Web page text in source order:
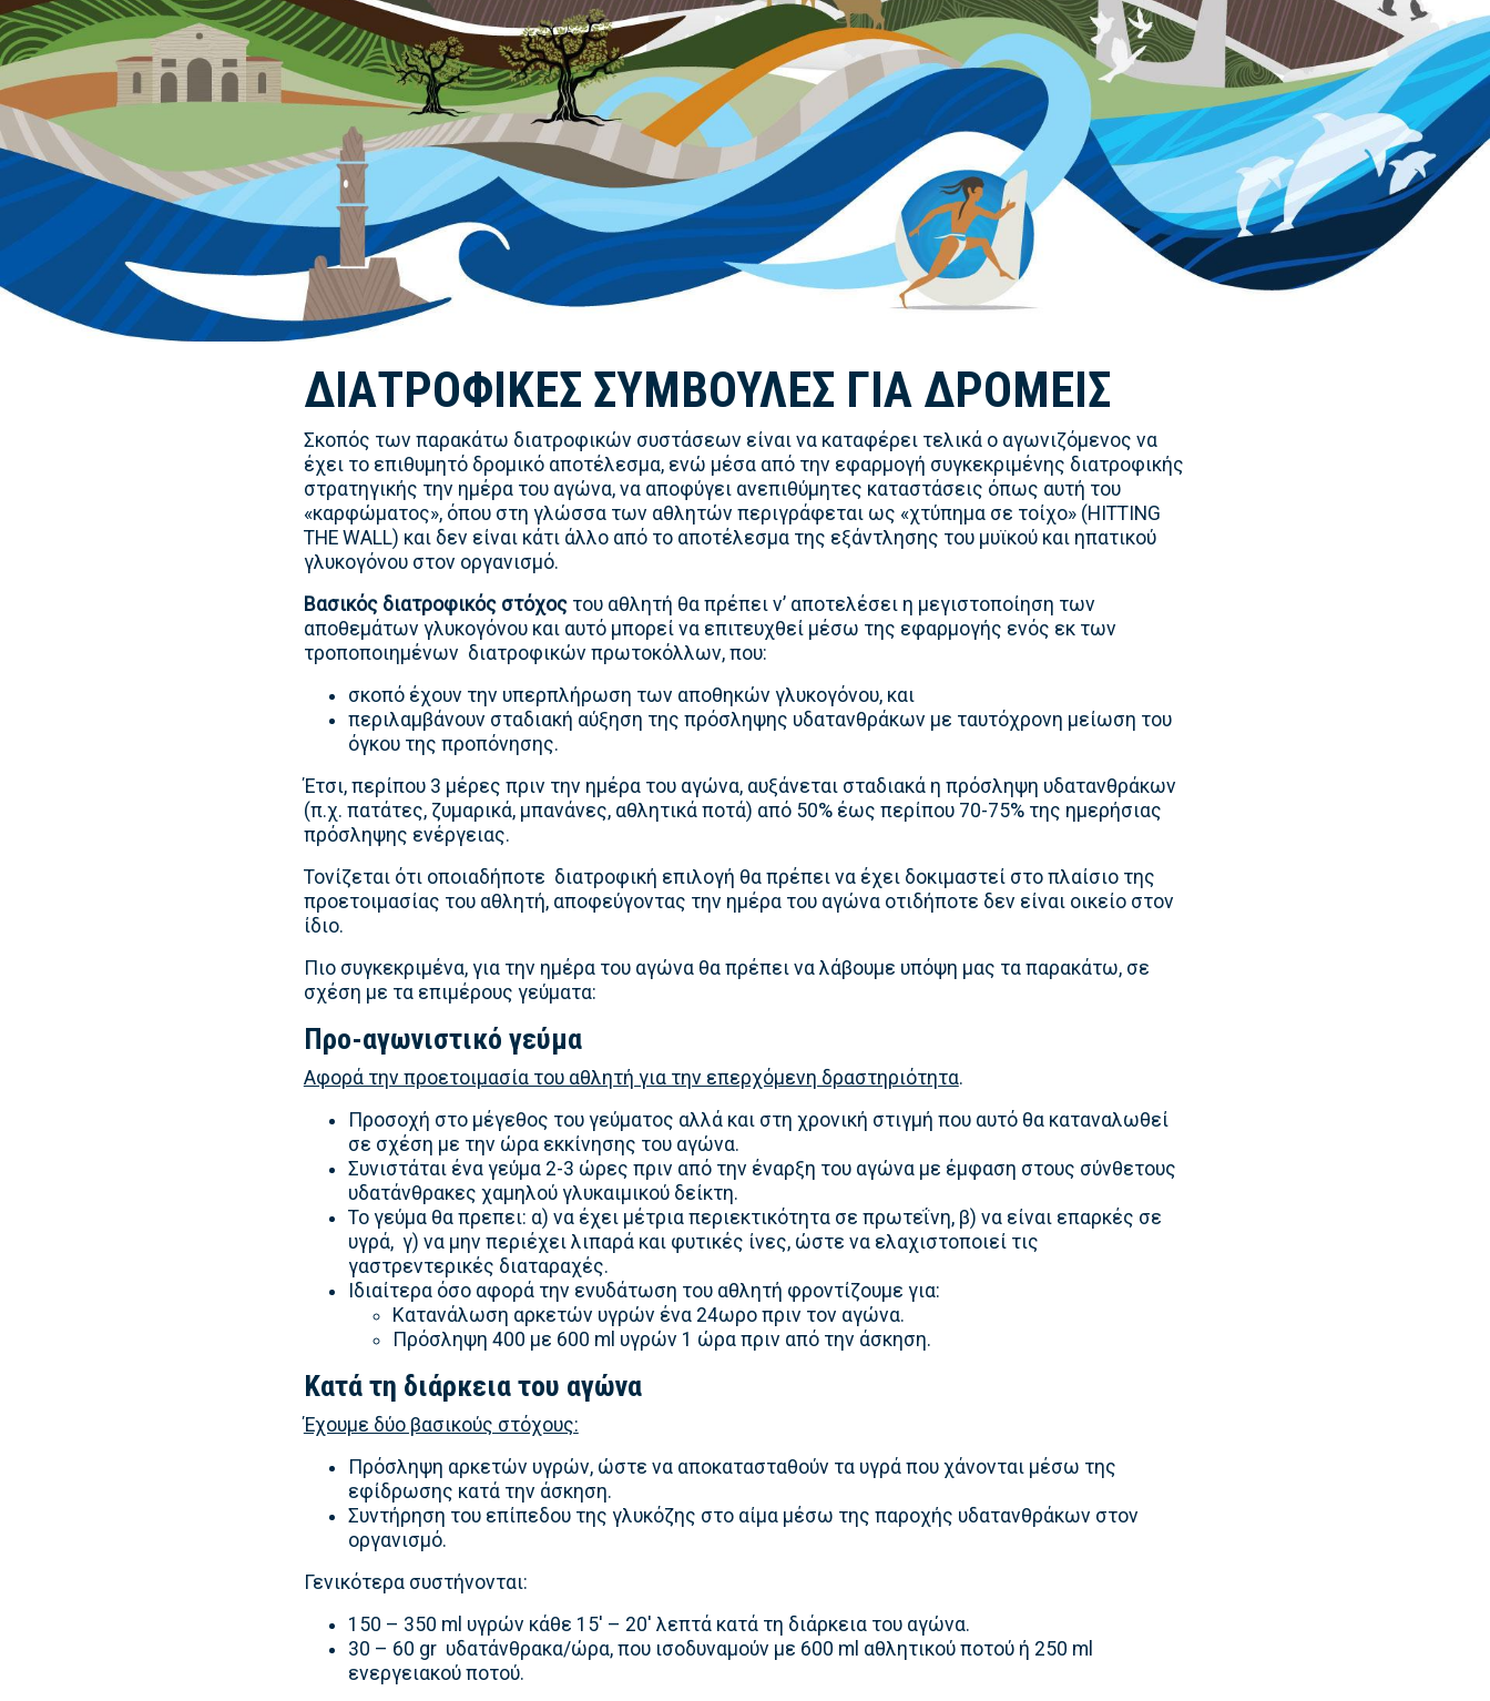
ΔΙΑΤΡΟΦΙΚΈΣ ΣΥΜΒΟΥΛΈΣ ΓΙΑ ΔΡΟΜΕΊΣ
Σκοπός των παρακάτω διατροφικών συστάσεων είναι να καταφέρει τελικά ο αγωνιζόμενος να
έχει το επιθυμητό δρομικό αποτέλεσμα, ενώ μέσα από την εφαρμογή συγκεκριμένης διατροφικής
στρατηγικής την ημέρα του αγώνα, να αποφύγει ανεπιθύμητες καταστάσεις όπως αυτή του
«καρφώματος», όπου στη γλώσσα των αθλητών περιγράφεται ως «χτύπημα σε τοίχο» (HITTING
THE WALL) και δεν είναι κάτι άλλο από το αποτέλεσμα της εξάντλησης του μυϊκού και ηπατικού
γλυκογόνου στον οργανισμό.
Βασικός διατροφικός στόχοςτου αθλητή θα πρέπει ν’ αποτελέσει η μεγιστοποίηση των
αποθεμάτων γλυκογόνου και αυτό μπορεί να επιτευχθεί μέσω της εφαρμογής ενός εκ των
τροποποιημένων διατροφικών πρωτοκόλλων, που:
σκοπό έχουν την υπερπλήρωση των αποθηκών γλυκογόνου, και
περιλαμβάνουν σταδιακή αύξηση της πρόσληψης υδατανθράκων με ταυτόχρονη μείωση του
όγκου της προπόνησης.
Έτσι, περίπου 3 μέρες πριν την ημέρα του αγώνα, αυξάνεται σταδιακά η πρόσληψη υδατανθράκων
(π.χ. πατάτες, ζυμαρικά, μπανάνες, αθλητικά ποτά) από 50% έως περίπου 70-75% της ημερήσιας
πρόσληψης ενέργειας.
Τονίζεται ότι οποιαδήποτε διατροφική επιλογή θα πρέπει να έχει δοκιμαστεί στο πλαίσιο της
προετοιμασίας του αθλητή, αποφεύγοντας την ημέρα του αγώνα οτιδήποτε δεν είναι οικείο στον
ίδιο.
Πιο συγκεκριμένα, για την ημέρα του αγώνα θα πρέπει να λάβουμε υπόψη μας τα παρακάτω, σε
σχέση με τα επιμέρους γεύματα:
Προ-αγωνιστικό γεύμα
Αφορά την προετοιμασία του αθλητή για την επερχόμενη δραστηριότητα.
Προσοχή στο μέγεθος του γεύματος αλλά και στη χρονική στιγμή που αυτό θα καταναλωθεί
σε σχέση με την ώρα εκκίνησης του αγώνα.
Συνιστάται ένα γεύμα 2-3 ώρες πριν από την έναρξη του αγώνα με έμφαση στους σύνθετους
υδατάνθρακες χαμηλού γλυκαιμικού δείκτη.
Το γεύμα θα πρεπει: α) να έχει μέτρια περιεκτικότητα σε πρωτεΐνη, β) να είναι επαρκές σε
υγρά, γ) να μην περιέχει λιπαρά και φυτικές ίνες, ώστε να ελαχιστοποιεί τις
γαστρεντερικές διαταραχές.
Ιδιαίτερα όσο αφορά την ενυδάτωση του αθλητή φροντίζουμε για:
Κατανάλωση αρκετών υγρών ένα 24ωρο πριν τον αγώνα.
Πρόσληψη 400 με 600 ml υγρών 1 ώρα πριν από την άσκηση.
Κατά τη διάρκεια του αγώνα
Έχουμε δύο βασικούς στόχους:
Πρόσληψη αρκετών υγρών, ώστε να αποκατασταθούν τα υγρά που χάνονται μέσω της
εφίδρωσης κατά την άσκηση.
Συντήρηση του επίπεδου της γλυκόζης στο αίμα μέσω της παροχής υδατανθράκων στον
οργανισμό.
Γενικότερα συστήνονται:
150 – 350 ml υγρών κάθε 15′ – 20′ λεπτά κατά τη διάρκεια του αγώνα.
30 – 60 gr υδατάνθρακα/ώρα, που ισοδυναμούν με 600 ml αθλητικού ποτού ή 250 ml
ενεργειακού ποτού.